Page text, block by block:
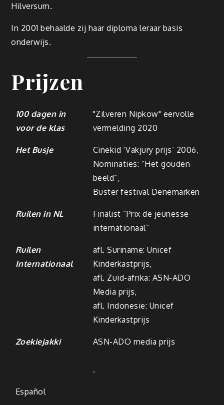
Hilversum.
In 2001 behaalde zij haar diploma leraar basis
onderwijs.
Prijzen
100 dagen in
voor de klas
"Zilveren Nipkow" eervolle
vermelding 2020
Het Busje
Cinekid ‘Vakjury prijs’ 2006,
Nominaties: “Het gouden
beeld”,
Buster festival Denemarken
Ruilen in NL
Finalist “Prix de jeunesse
internationaal”
Ruilen
Internationaal
afl. Suriname: Unicef
Kinderkastprijs,
afl. Zuid-afrika: ASN-ADO
Media prijs,
afl. Indonesie: Unicef
Kinderkastprijs
Zoekiejakki ASN-ADO media prijs
.
Español